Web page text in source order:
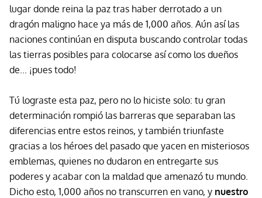
lugar donde reina la paz tras haber derrotado a un
dragón maligno hace ya más de 1,000 años. Aún así las
naciones continúan en disputa buscando controlar todas
las tierras posibles para colocarse así como los dueños
de... ¡pues todo!
Tú lograste esta paz, pero no lo hiciste solo: tu gran
determinación rompió las barreras que separaban las
diferencias entre estos reinos, y también triunfaste
gracias a los héroes del pasado que yacen en misteriosos
emblemas, quienes no dudaron en entregarte sus
poderes y acabar con la maldad que amenazó tu mundo.
Dicho esto, 1,000 años no transcurren en vano, y nuestro